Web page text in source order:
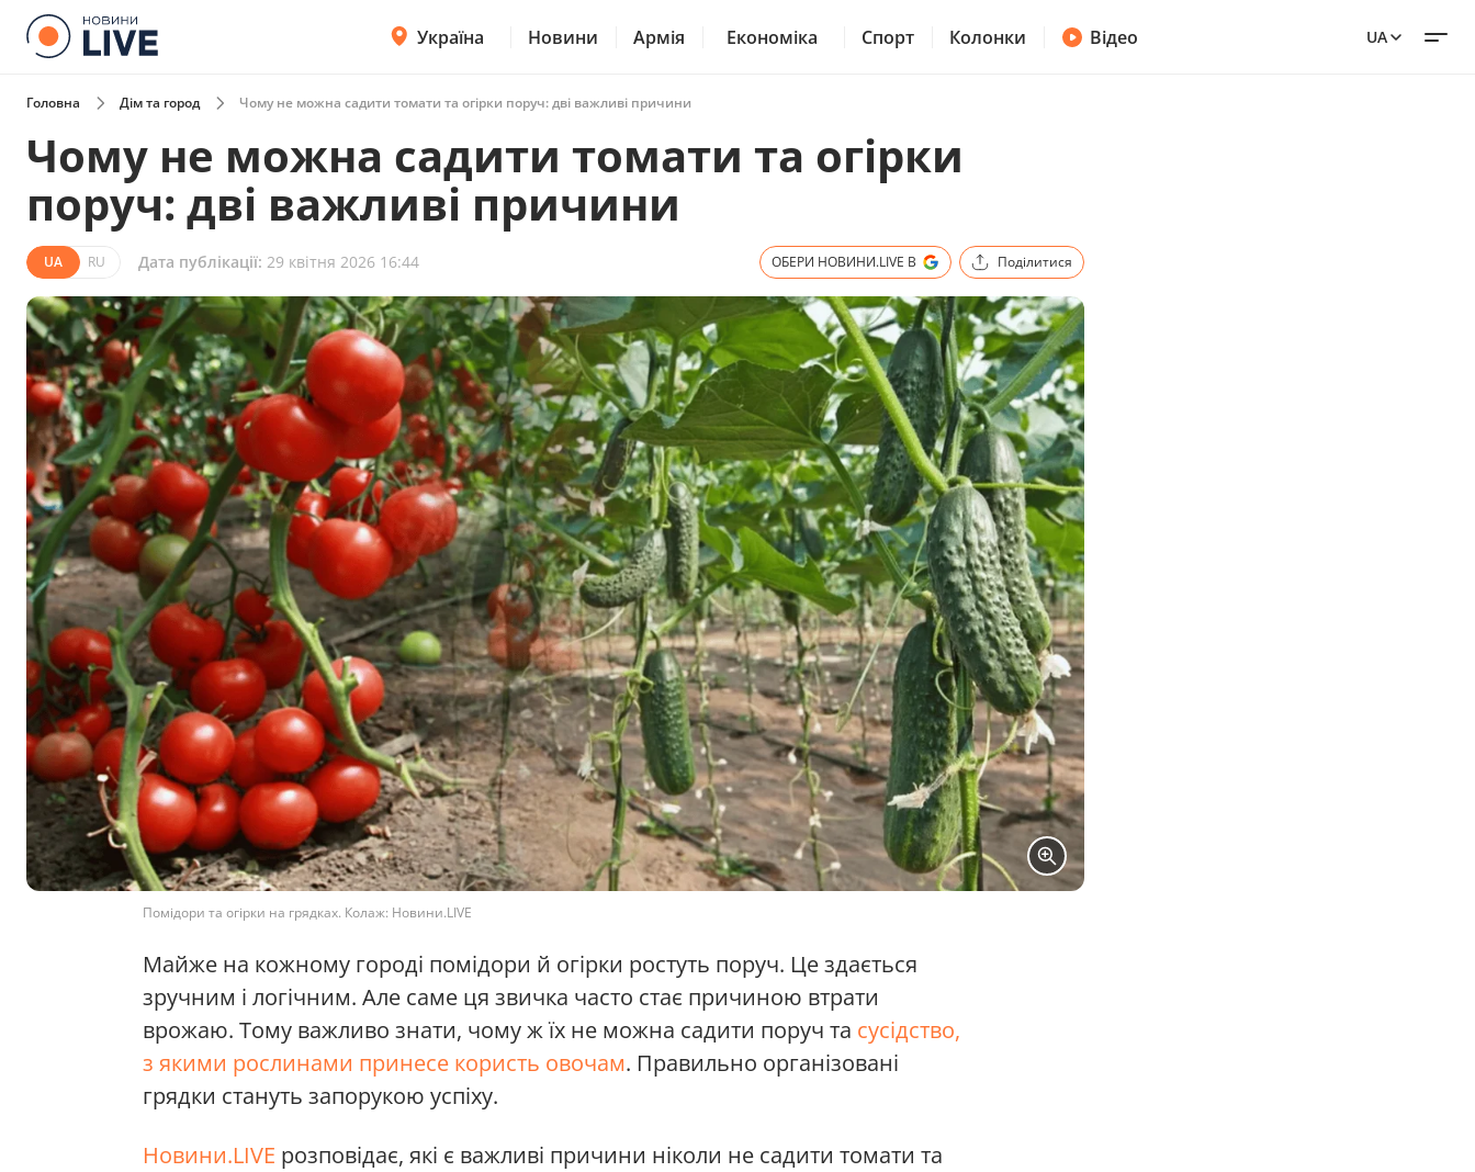
Україна Новини Армія Економіка Спорт Колонки Відео UA
Головна Дім та город Чому не можна садити томати та огірки поруч: дві важливі причини
Чому не можна садити томати та огірки
поруч: дві важливі причини
UA RU Дата публікації: 29 квітня 2026 16:44 ОБЕРИ НОВИНИ.LIVE В Поділитися
Помідори та огірки на грядках. Колаж: Новини.LIVE
Майже на кожному городі помідори й огірки ростуть поруч. Це здається
зручним і логічним. Але саме ця звичка часто стає причиною втрати
врожаю. Тому важливо знати, чому ж їх не можна садити поруч та сусідство,
з якими рослинами принесе користь овочам. Правильно організовані
грядки стануть запорукою успіху.
Новини.LIVE розповідає, які є важливі причини ніколи не садити томати та